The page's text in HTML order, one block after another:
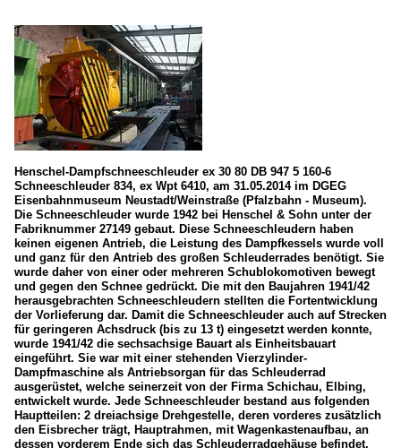
Henschel-Dampfschneeschleuder ex 30 80 DB 947 5 160-6
Schneeschleuder 834, ex Wpt 6410, am 31.05.2014 im DGEG
Eisenbahnmuseum Neustadt/Weinstraße (Pfalzbahn - Museum).
Die Schneeschleuder wurde 1942 bei Henschel & Sohn unter der
Fabriknummer 27149 gebaut. Diese Schneeschleudern haben
keinen eigenen Antrieb, die Leistung des Dampfkessels wurde voll
und ganz für den Antrieb des großen Schleuderrades benötigt. Sie
wurde daher von einer oder mehreren Schublokomotiven bewegt
und gegen den Schnee gedrückt. Die mit den Baujahren 1941/42
herausgebrachten Schneeschleudern stellten die Fortentwicklung
der Vorlieferung dar. Damit die Schneeschleuder auch auf Strecken
für geringeren Achsdruck (bis zu 13 t) eingesetzt werden konnte,
wurde 1941/42 die sechsachsige Bauart als Einheitsbauart
eingeführt. Sie war mit einer stehenden Vierzylinder-
Dampfmaschine als Antriebsorgan für das Schleuderrad
ausgerüstet, welche seinerzeit von der Firma Schichau, Elbing,
entwickelt wurde. Jede Schneeschleuder bestand aus folgenden
Hauptteilen: 2 dreiachsige Drehgestelle, deren vorderes zusätzlich
den Eisbrecher trägt, Hauptrahmen, mit Wagenkastenaufbau, an
dessen vorderem Ende sich das Schleuderradgehäuse befindet,